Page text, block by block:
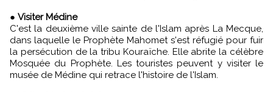
● Visiter Médine
C'est la deuxième ville sainte de l'Islam après La Mecque,
dans laquelle le Prophète Mahomet s'est réfugié pour fuir
la persécution de la tribu Kouraïche. Elle abrite la célèbre
Mosquée du Prophète. Les touristes peuvent y visiter le
musée de Médine qui retrace l'histoire de l'Islam.